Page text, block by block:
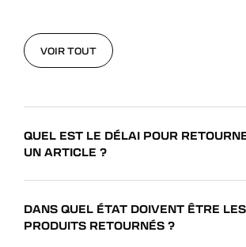
VOIR TOUT
QUEL EST LE DÉLAI POUR
UN ARTICLE ?
DANS QUEL ÉTAT DOIVENT ÊTRE LES
PRODUITS RETOURNÉS ?